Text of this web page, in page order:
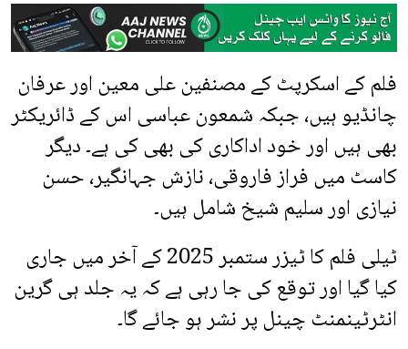
فلم کے اسکرپٹ کے مصنفین علی معین اور عرفان
چانڈیو ہیں، جبکہ شمعون عباسی اس کے ڈائریکٹر
بھی ہیں اور خود اداکاری کی بھی کی ہے۔ دیگر
کاسٹ میں فراز فاروقی، نازش جہانگیر، حسن
نیازی اور سلیم شیخ شامل ہیں۔
ٹیلی فلم کا ٹیزر ستمبر 2025 کے آخر میں جاری
کیا گیا اور توقع کی جا رہی ہے کہ یہ جلد ہی گرین
انٹرٹینمنٹ چینل پر نشر ہو جائے گا۔